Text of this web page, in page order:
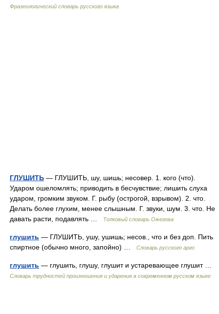
Фразеологический словарь русского языка
ГЛУШИТЬ — ГЛУШИТЬ, шу, шишь; несовер. 1. кого (что).
Ударом ошеломлять; приводить в бесчувствие; лишить слуха
ударом, громким звуком. Г. рыбу (острогой, взрывом). 2. что.
Делать более глухим, менее слышным. Г. звуки, шум. 3. что. Не
давать расти, подавлять …
Толковый словарь Ожегова
глушить — ГЛУШИТЬ, ушу, ушишь; несов., что и без доп. Пить
спиртное (обычно много, запойно) …
Словарь русского арго
глушить — глушить, глушу, глушит и устаревающее глушит …
Словарь трудностей произношения и ударения в современном русском языке